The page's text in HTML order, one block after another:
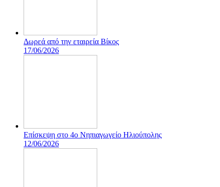
Δωρεά από την εταιρεία Βίκος
17/06/2026
Επίσκεψη στο 4ο Νηπιαγωγείο Ηλιούπολης
12/06/2026